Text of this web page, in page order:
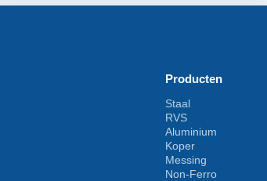
Producten
Staal
RVS
Aluminium
Koper
Messing
Non-Ferro